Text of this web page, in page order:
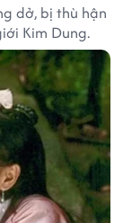
dở, bị thù hận
Kim Dung.